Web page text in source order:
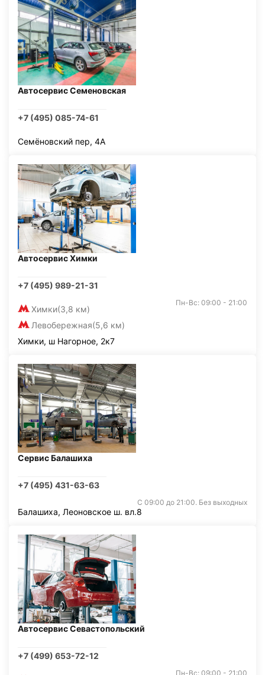
Автосервис Семеновская
+7 (495) 085-74-61
Семёновский пер, 4А
Автосервис Химки
+7 (495) 989-21-31
Химки(3,8 км)
Левобережная(5,6 км)
Пн-Вс: 09:00 - 21:00
Химки, ш Нагорное, 2к7
Сервис Балашиха
+7 (495) 431-63-63
С 09:00 до 21:00. Без выходных
Балашиха, Леоновское ш. вл.8
Автосервис Севастопольский
+7 (499) 653-72-12
Пн-Вс: 09:00 - 21:00